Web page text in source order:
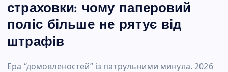
страховки: чому паперовий
поліс більше не рятує від
штрафів
Ера “домовленостей” із патрульними минула. 2026